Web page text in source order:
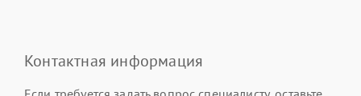
Контактная информация